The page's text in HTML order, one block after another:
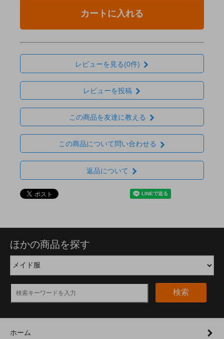
カートに入れる
レビューを見る(0件)
レビューを投稿
この商品を友達に教える
この商品について問い合わせる
返品について
ほかの商品を探す
検索
ホーム